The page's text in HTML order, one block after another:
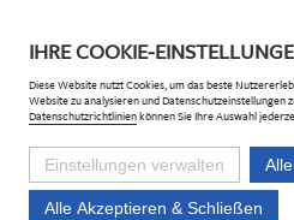
IHRECOOKIE-
DieseWebsitenutzt Cookies, um das beste
Websitezu analysieren und Datenschutzeinstellungen
Datenschutzrichtlinienkönnen Sie Ihre Auswahl
Einstellungen verwalten
Alle Akzeptieren & Schließen